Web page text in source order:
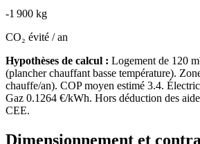
-1 900 kg
CO₂ évité / an
Hypothèses de calcul : Logement de 120
(plancher chauffant basse température).
chauffe/an). COP moyen estimé 3.4.
Gaz 0.1264 €/kWh. Hors déduction des
CEE.
Dimensionnement et